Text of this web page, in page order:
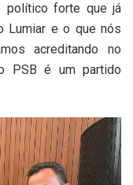
político forte que já
Lumiar e o que nós
acreditando no
PSB é um partido